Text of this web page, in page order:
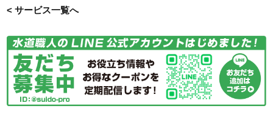
< サービス一覧へ